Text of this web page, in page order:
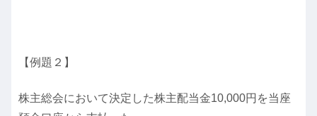
【例題２】
株主総会において決定した株主配当金10,000円を当座